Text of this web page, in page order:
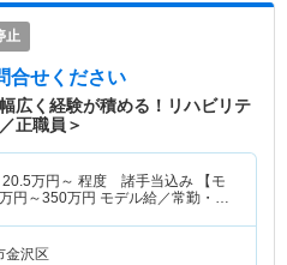
止
せください
広く経験が積める！リハビリテ
正職員＞
20.5万円～ 程度 諸手当込み 【モ
万円～350万円 モデル給／常勤・5
金沢区